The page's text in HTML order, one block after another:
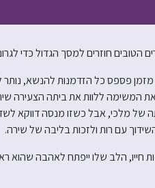
הטובים חוזרים למסך הגדול כדי
מזמן פספס כל הזדמנות להנשא,
המשימה ללוות את ביתה הצעירה
מלכי, אבל כשזו מנסה דווקא
עם רות ולזכות בליבה של שירה.
חייו, הלב שלו ייפתח לאהבה שהוא